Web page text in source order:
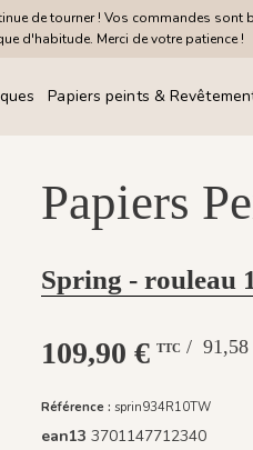
de tourner ! Vos commandes sont
d'habitude. Merci de votre patience !
Papiers peints &
Papiers
Spring - rouleau
109,90 € TTC /
Référence : sprin934R10TW
ean13 3701147712340